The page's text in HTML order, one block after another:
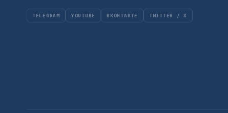
TELEGRAM YOUTUBE ВКОНТАКТЕ TWITTER / X